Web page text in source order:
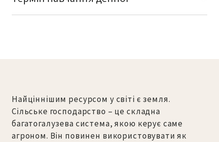
на базі 9 класів - 3 роки і 10 місяців
Найціннішим ресурсом у світі є земля.
Сільське господарство – це складна
багатогалузева система, якою керує саме
агроном. Він повинен використовувати як